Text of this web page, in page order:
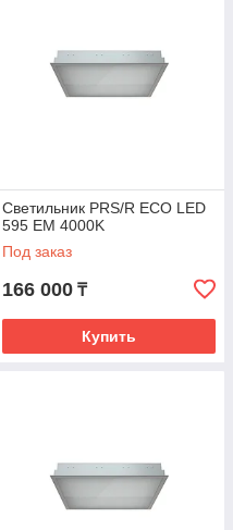
Светильник PRS/R ECO LED
595 EM 4000K
Под заказ
166 000 ₸
Купить